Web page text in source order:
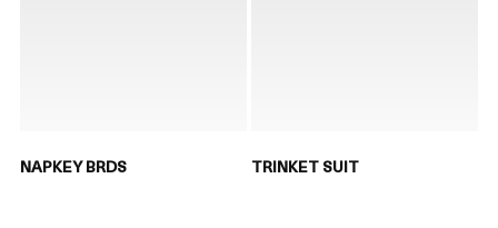
NAPKEY BRDS TRINKET SUIT